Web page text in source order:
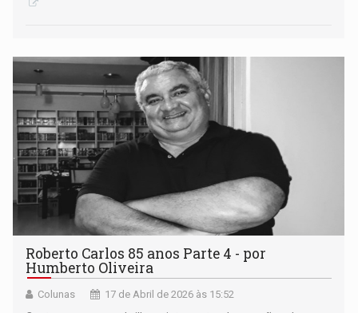
Roberto Carlos 85 anos Parte 4 - por
Humberto Oliveira
Colunas 17 de Abril de 2026 às 15:52